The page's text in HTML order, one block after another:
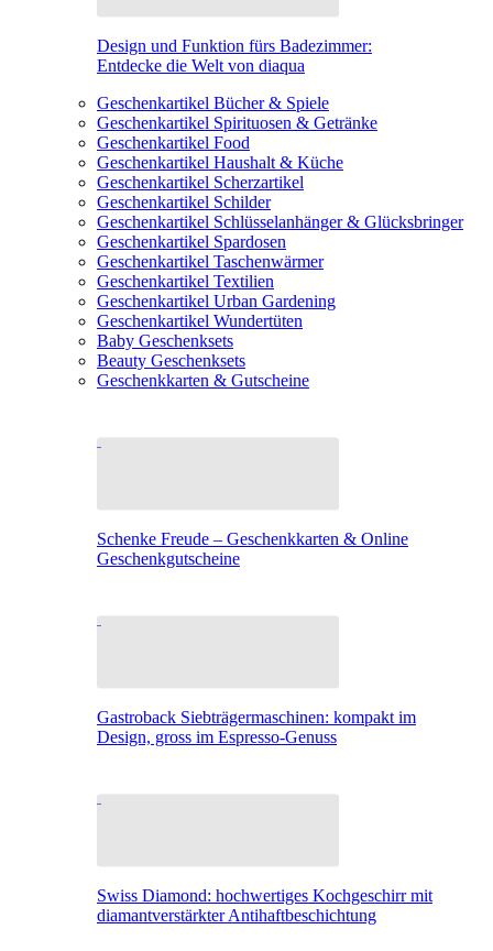
Design und Funktion fürs Badezimmer:
Entdecke die Welt von diaqua
Geschenkartikel Bücher & Spiele
Geschenkartikel Spirituosen & Getränke
Geschenkartikel Food
Geschenkartikel Haushalt & Küche
Geschenkartikel Scherzartikel
Geschenkartikel Schilder
Geschenkartikel Schlüsselanhänger & Glücksbringer
Geschenkartikel Spardosen
Geschenkartikel Taschenwärmer
Geschenkartikel Textilien
Geschenkartikel Urban Gardening
Geschenkartikel Wundertüten
Baby Geschenksets
Beauty Geschenksets
Geschenkkarten & Gutscheine
Schenke Freude – Geschenkkarten & Online
Geschenkgutscheine
Gastroback Siebträgermaschinen: kompakt im
Design, gross im Espresso-Genuss
Swiss Diamond: hochwertiges Kochgeschirr mit
diamantverstärkter Antihaftbeschichtung